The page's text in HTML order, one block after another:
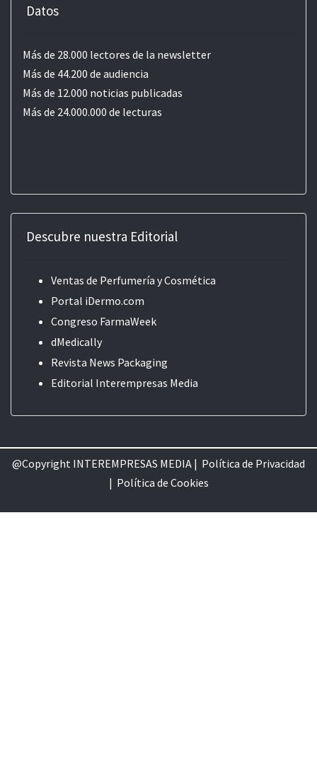
Datos
Más de 28.000 lectores de la newsletter
Más de 44.200 de audiencia
Más de 12.000 noticias publicadas
Más de 24.000.000 de lecturas
Descubre nuestra Editorial
Ventas de Perfumería y Cosmética
Portal iDermo.com
Congreso FarmaWeek
dMedically
Revista News Packaging
Editorial Interempresas Media
@Copyright INTEREMPRESAS MEDIA | Política de Privacidad
| Política de Cookies